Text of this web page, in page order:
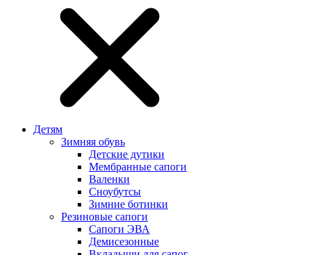
Детям
Зимняя обувь
Детские дутики
Мембранные сапоги
Валенки
Сноубутсы
Зимние ботинки
Резиновые сапоги
Сапоги ЭВА
Демисезонные